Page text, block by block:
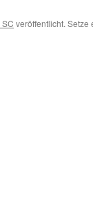
veröffentlicht. Setze